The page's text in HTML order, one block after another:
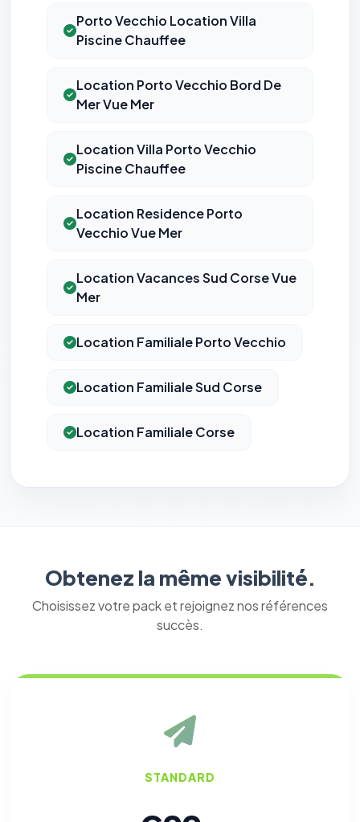
Porto Vecchio Location Villa
Piscine Chauffee
Location Porto Vecchio Bord De
Mer Vue Mer
Location Villa Porto Vecchio
Piscine Chauffee
Location Residence Porto
Vecchio Vue Mer
Location Vacances Sud Corse Vue
Mer
Location Familiale Porto Vecchio
Location Familiale Sud Corse
Location Familiale Corse
Obtenez la même visibilité.
Choisissez votre pack et rejoignez nos références
succès.
STANDARD